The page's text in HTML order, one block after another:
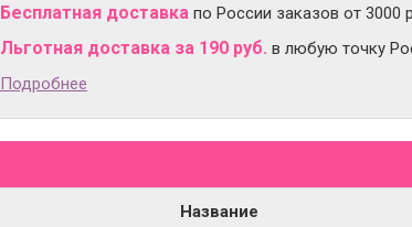
Бесплатная доставка по России заказов от 3000
Льготная доставка за 190 руб. в любую точку
Подробнее
Название